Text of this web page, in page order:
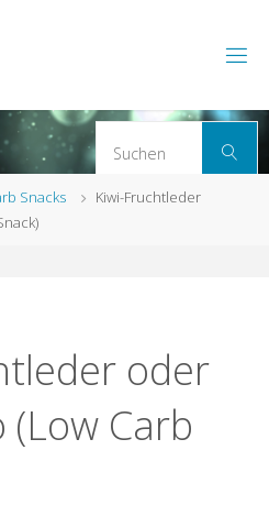
Suchen
Snacks
Kiwi-Fruchtleder
oder
(Low Carb